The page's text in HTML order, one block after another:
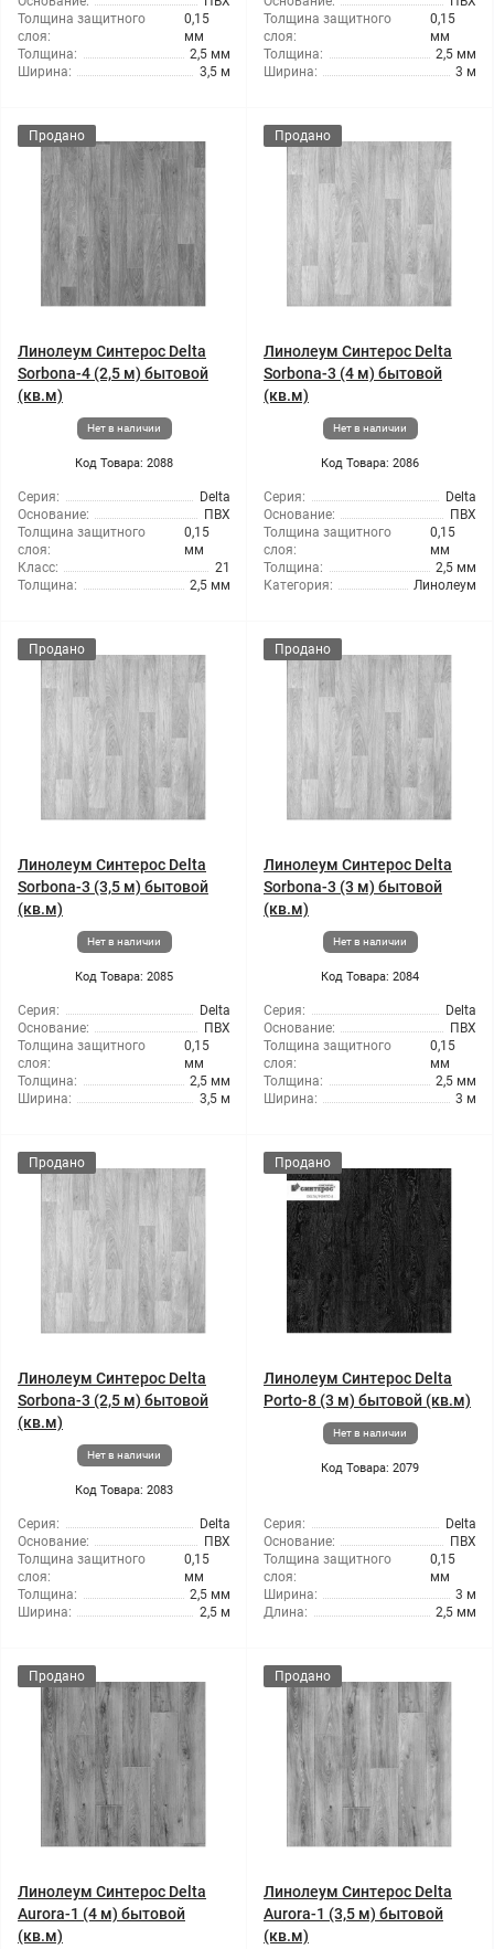
Толщина защитного
слоя:
0,15
мм
Толщина:
2,5 мм
Ширина:
3,5 м
Толщина защитного
слоя:
0,15
мм
Толщина:
2,5 мм
Ширина:
3 м
Продано
Линолеум Синтерос Delta
Sorbona-4 (2,5 м) бытовой
(кв.м)
Нет в наличии
Код Товара: 2088
Серия:
Delta
Основание:
ПВХ
Толщина защитного
слоя:
0,15
мм
Класс:
21
Толщина:
2,5 мм
Продано
Линолеум Синтерос Delta
Sorbona-3 (4 м) бытовой
(кв.м)
Нет в наличии
Код Товара: 2086
Серия:
Delta
Основание:
ПВХ
Толщина защитного
слоя:
0,15
мм
Толщина:
2,5 мм
Категория:
Линолеум
Продано
Линолеум Синтерос Delta
Sorbona-3 (3,5 м) бытовой
(кв.м)
Нет в наличии
Код Товара: 2085
Серия:
Delta
Основание:
ПВХ
Толщина защитного
слоя:
0,15
мм
Толщина:
2,5 мм
Ширина:
3,5 м
Продано
Линолеум Синтерос Delta
Sorbona-3 (3 м) бытовой
(кв.м)
Нет в наличии
Код Товара: 2084
Серия:
Delta
Основание:
ПВХ
Толщина защитного
слоя:
0,15
мм
Толщина:
2,5 мм
Ширина:
3 м
Продано
Линолеум Синтерос Delta
Sorbona-3 (2,5 м) бытовой
(кв.м)
Нет в наличии
Код Товара: 2083
Серия:
Delta
Основание:
ПВХ
Толщина защитного
слоя:
0,15
мм
Толщина:
2,5 мм
Ширина:
2,5 м
Продано
Линолеум Синтерос Delta
Porto-8 (3 м) бытовой (кв.м)
Нет в наличии
Код Товара: 2079
Серия:
Delta
Основание:
ПВХ
Толщина защитного
слоя:
0,15
мм
Ширина:
3 м
Длина:
2,5 мм
Продано
Линолеум Синтерос Delta
Aurora-1 (4 м) бытовой
(кв.м)
Продано
Линолеум Синтерос Delta
Aurora-1 (3,5 м) бытовой
(кв.м)